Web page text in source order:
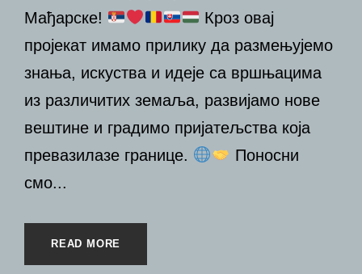
Мађарске!
Кроз овај
пројекат имамо прилику да размењујемо
знања, искуства и идеје са вршњацима
из различитих земаља, развијамо нове
вештине и градимо пријатељства која
превазилазе границе.
Поносни
смо...
READ MORE